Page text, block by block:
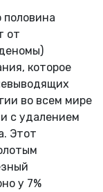
половина
от
которое
во всем мире
с удалением
Этот
у 7%